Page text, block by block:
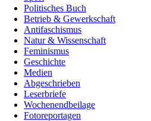
Politisches Buch
Betrieb & Gewerkschaft
Antifaschismus
Natur & Wissenschaft
Feminismus
Geschichte
Medien
Abgeschrieben
Leserbriefe
Wochenendbeilage
Fotoreportagen